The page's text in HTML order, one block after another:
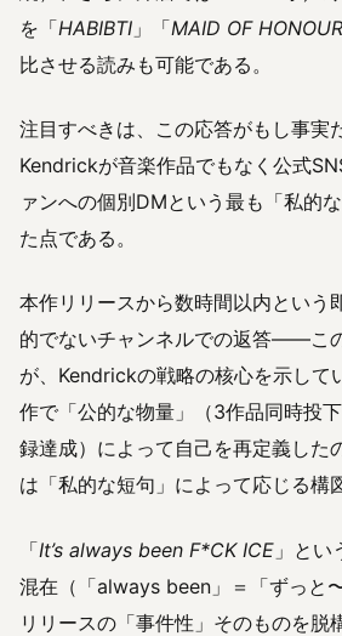
を「HABIBTI 」「MAID OF HONOUR
比させる読みも可能である。
注目すべきは、この応答がもし事実
Kendrickが音楽作品でもなく公式
ァンへの個別DMという最も「私的
た点である。
本作リリースから数時間以内という
的でないチャンネルでの返答——こ
が、Kendrickの戦略の核心を示して
作で「公的な物量」（3作品同時投
録達成）によって自己を再定義した
は「私的な短句」によって応じる構
「It’s always been F*CK ICE 」とい
混在（「always been」＝「ずっと
リリースの「事件性」そのものを脱